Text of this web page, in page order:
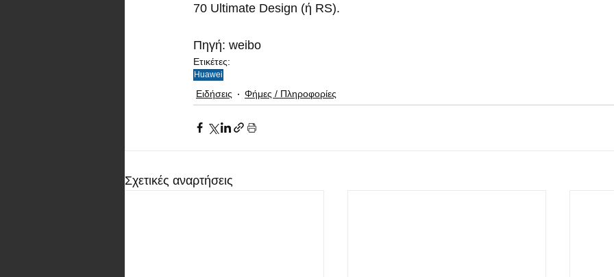
70 Ultimate Design (ή RS).
Πηγή: weibo
Ετικέτες:
Huawei
Ειδήσεις Φήμες / Πληροφορίες
Σχετικές αναρτήσεις